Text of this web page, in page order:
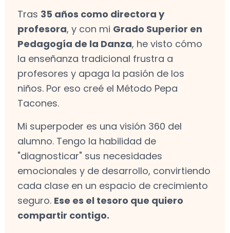
Tras 35 años como directora y
profesora, y con mi Grado Superior en
Pedagogía de la Danza, he visto cómo
la enseñanza tradicional frustra a
profesores y apaga la pasión de los
niños. Por eso creé el Método Pepa
Tacones.
Mi superpoder es una visión 360 del
alumno. Tengo la habilidad de
"diagnosticar" sus necesidades
emocionales y de desarrollo, convirtiendo
cada clase en un espacio de crecimiento
seguro. Ese es el tesoro que quiero
compartir contigo.